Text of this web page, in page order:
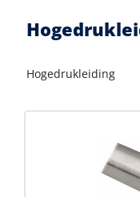
Hogedrukleiding